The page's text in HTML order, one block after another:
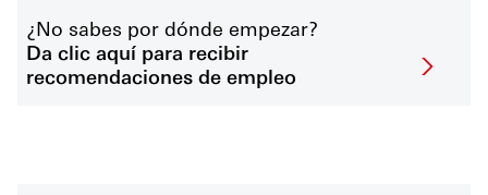
¿No sabes por dónde empezar?
Da clic aquí para recibir
recomendaciones de empleo